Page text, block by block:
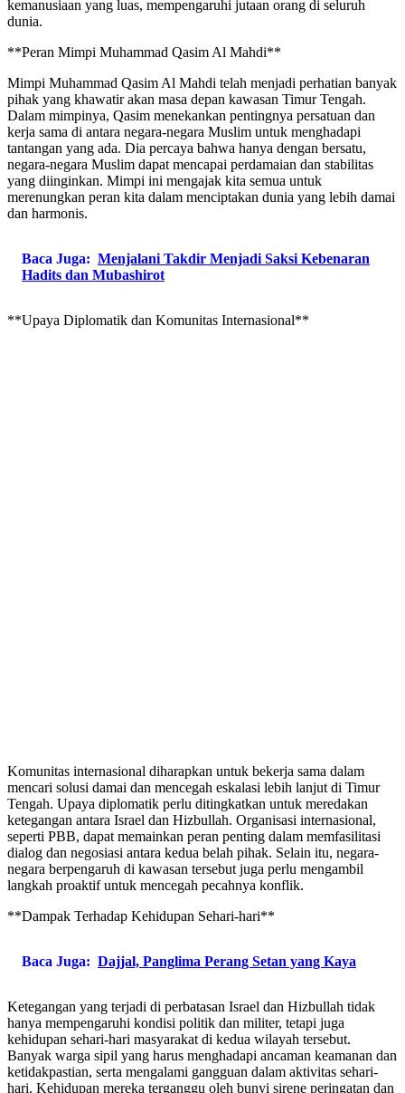
kemanusiaan yang luas, mempengaruhi jutaan orang di seluruh
dunia.
**Peran Mimpi Muhammad Qasim Al Mahdi**
Mimpi Muhammad Qasim Al Mahdi telah menjadi perhatian banyak
pihak yang khawatir akan masa depan kawasan Timur Tengah.
Dalam mimpinya, Qasim menekankan pentingnya persatuan dan
kerja sama di antara negara-negara Muslim untuk menghadapi
tantangan yang ada. Dia percaya bahwa hanya dengan bersatu,
negara-negara Muslim dapat mencapai perdamaian dan stabilitas
yang diinginkan. Mimpi ini mengajak kita semua untuk
merenungkan peran kita dalam menciptakan dunia yang lebih damai
dan harmonis.
Baca Juga: Menjalani Takdir Menjadi Saksi Kebenaran
Hadits dan Mubashirot
**Upaya Diplomatik dan Komunitas Internasional**
Komunitas internasional diharapkan untuk bekerja sama dalam
mencari solusi damai dan mencegah eskalasi lebih lanjut di Timur
Tengah. Upaya diplomatik perlu ditingkatkan untuk meredakan
ketegangan antara Israel dan Hizbullah. Organisasi internasional,
seperti PBB, dapat memainkan peran penting dalam memfasilitasi
dialog dan negosiasi antara kedua belah pihak. Selain itu, negara-
negara berpengaruh di kawasan tersebut juga perlu mengambil
langkah proaktif untuk mencegah pecahnya konflik.
**Dampak Terhadap Kehidupan Sehari-hari**
Baca Juga: Dajjal, Panglima Perang Setan yang Kaya
Ketegangan yang terjadi di perbatasan Israel dan Hizbullah tidak
hanya mempengaruhi kondisi politik dan militer, tetapi juga
kehidupan sehari-hari masyarakat di kedua wilayah tersebut.
Banyak warga sipil yang harus menghadapi ancaman keamanan dan
ketidakpastian, serta mengalami gangguan dalam aktivitas sehari-
hari. Kehidupan mereka terganggu oleh bunyi sirene peringatan dan